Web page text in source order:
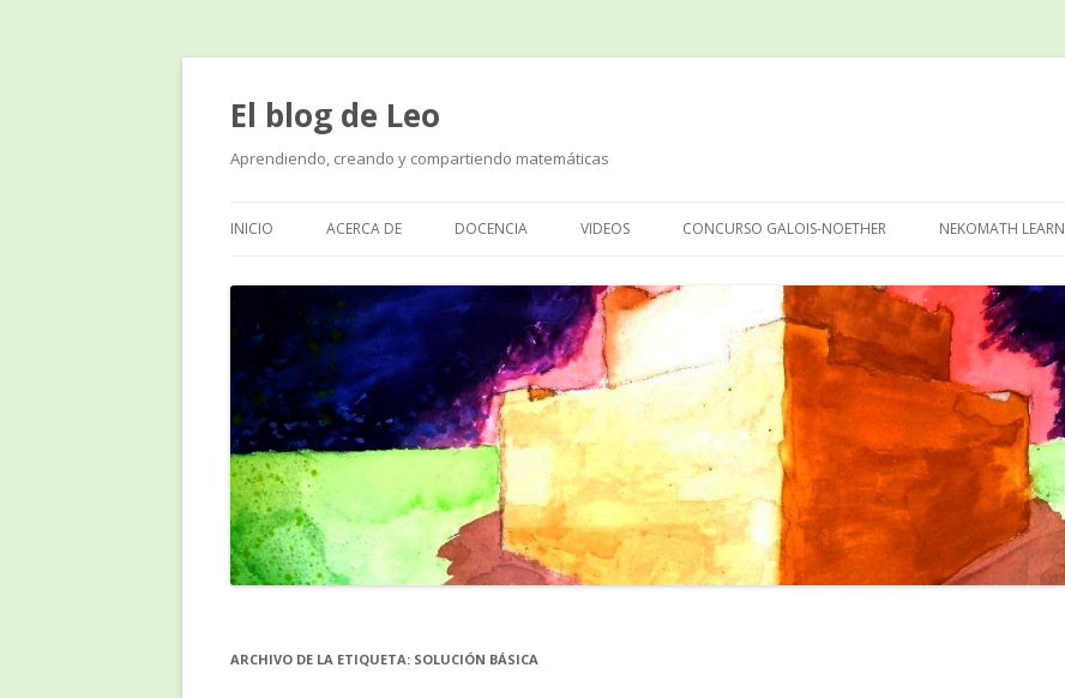
El blog de Leo
Aprendiendo, creando y compartiendo matemáticas
al
INICIO ACERCA DE DOCENCIA VIDEOS CONCURSO GALOIS-NOETHER NEKOMATH LEARN
ARCHIVO DE LA ETIQUETA: SOLUCIÓN BÁSICA